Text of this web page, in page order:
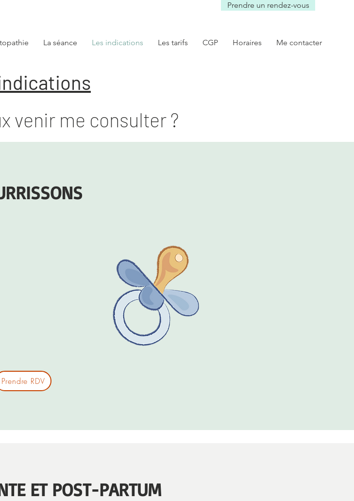
Prendre un rendez-vous
La séance Les indications Les tarifs CGP Horaires Me contacter
venir me consulter ?
Prendre RDV
ET POST-PARTUM